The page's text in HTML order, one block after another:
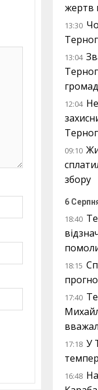
жертв
13:30
13:04
12:04
09:10
збору
6
18:40
18:15
17:40
17:18 У
16:48